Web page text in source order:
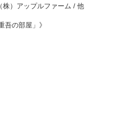
）アップルファーム / 他
吾の部屋」》